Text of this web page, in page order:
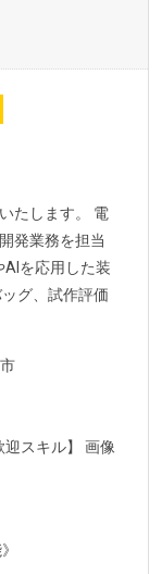
たします。 電
発業務を担当
AIを応用した装
グ、試作評価
迎スキル】 画像